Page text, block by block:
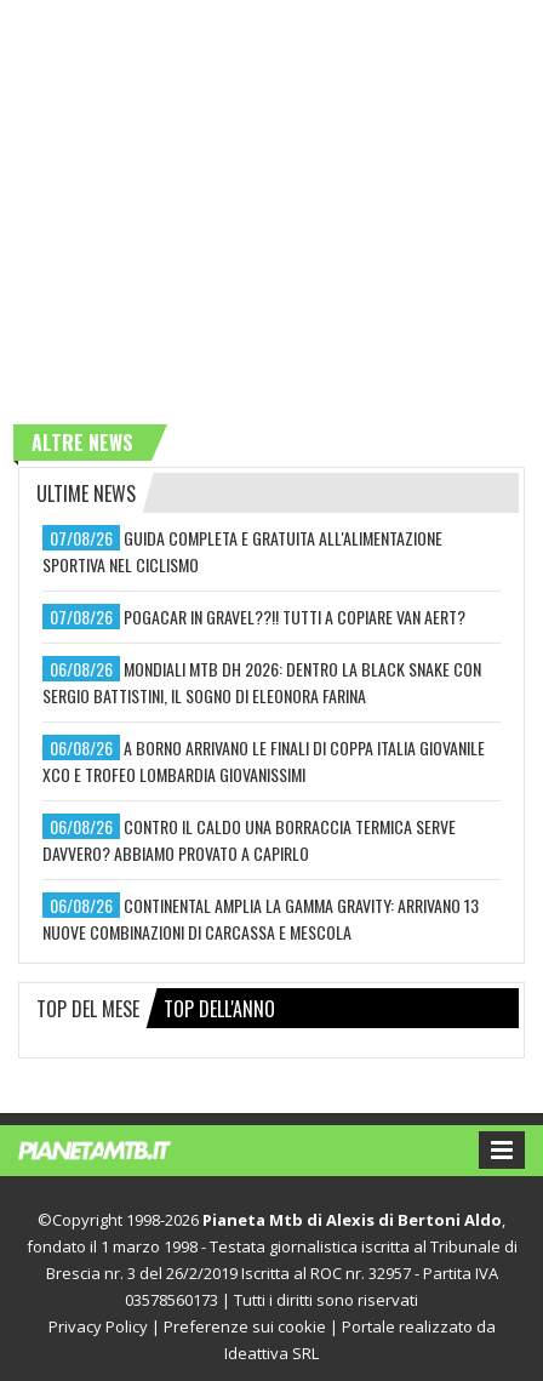
ALTRE NEWS
ULTIME NEWS
07/08/26 GUIDA COMPLETA E GRATUITA ALL'ALIMENTAZIONE
SPORTIVA NEL CICLISMO
07/08/26 POGACAR IN GRAVEL??!! TUTTI A COPIARE VAN AERT?
06/08/26 MONDIALI MTB DH 2026: DENTRO LA BLACK SNAKE CON
SERGIO BATTISTINI, IL SOGNO DI ELEONORA FARINA
06/08/26 A BORNO ARRIVANO LE FINALI DI COPPA ITALIA GIOVANILE
XCO E TROFEO LOMBARDIA GIOVANISSIMI
06/08/26 CONTRO IL CALDO UNA BORRACCIA TERMICA SERVE
DAVVERO? ABBIAMO PROVATO A CAPIRLO
06/08/26 CONTINENTAL AMPLIA LA GAMMA GRAVITY: ARRIVANO 13
NUOVE COMBINAZIONI DI CARCASSA E MESCOLA
TOP DEL MESE TOP DELL'ANNO
©Copyright 1998-2026 Pianeta Mtb di Alexis di Bertoni Aldo
fondato il 1 marzo 1998 - Testata giornalistica iscritta al Tribunale di
Brescia nr. 3 del 26/2/2019 Iscritta al ROC nr. 32957 - Partita IVA
03578560173 | Tutti i diritti sono riservati
Privacy Policy| Preferenze sui cookie | Portale realizzato da
Ideattiva SRL